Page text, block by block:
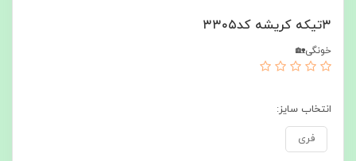
۳تیکه کریشه کد۳۳۰۵
خونگی🏡
انتخاب سایز:
فری